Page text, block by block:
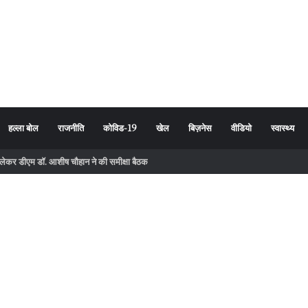
हल्ला बोल राजनीति कोविड-19 खेल बिज़नेस वीडियो स्वास्थ्य
अब नहीं बिकेंगे, पूरे उत्तराखंड में सघन जांच अभियान